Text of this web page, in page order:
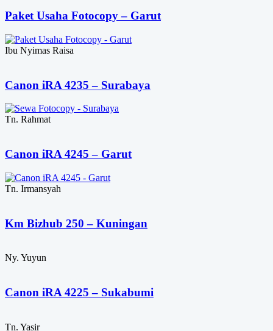
Paket Usaha Fotocopy – Garut
Ibu Nyimas Raisa
Canon iRA 4235 – Surabaya
Tn. Rahmat
Canon iRA 4245 – Garut
Tn. Irmansyah
Km Bizhub 250 – Kuningan
Ny. Yuyun
Canon iRA 4225 – Sukabumi
Tn. Yasir